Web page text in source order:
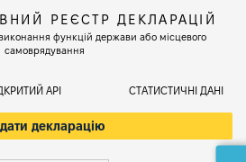
РЕЄСТР ДЕКЛАРАЦІЙ
функцій держави або місцевого
самоврядування
АРІ СТАТИСТИЧНІ ДАНІ
декларацію